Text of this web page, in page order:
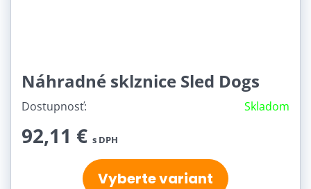
Náhradné sklznice Sled Dogs
Dostupnosť: Skladom
92,11 € s DPH
Vyberte variant